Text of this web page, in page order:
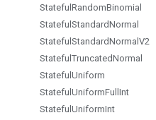
Stateful RandomBinomial
Stateful StandardNormal
Stateful StandardNormal V2
Stateful TruncatedNormal
Stateful Uniform
Stateful UniformFull Int
Stateful UniformInt